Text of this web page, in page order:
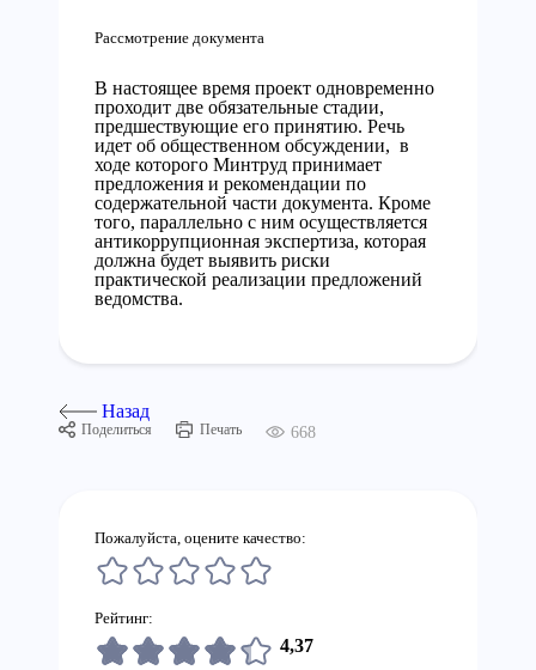
Рассмотрение документа
В настоящее время проект одновременно
проходит две обязательные стадии,
предшествующие его принятию. Речь
идет об общественном обсуждении, в
ходе которого Минтруд принимает
предложения и рекомендации по
содержательной части документа. Кроме
того, параллельно с ним осуществляется
антикоррупционная экспертиза, которая
должна будет выявить риски
практической реализации предложений
ведомства.
Назад
Поделиться Печать 668
Пожалуйста, оцените качество:
Рейтинг:
4,37